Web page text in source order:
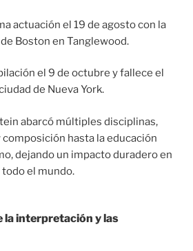
actuación el 19 de agosto con la
Boston en Tanglewood.
el 9 de octubre y fallece el
de Nueva York.
abarcó múltiples disciplinas,
hasta la educación
dejando un impacto duradero en
todo el mundo.
la interpretación y las